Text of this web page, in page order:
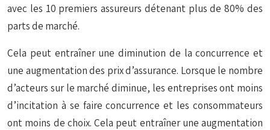
avec les 10 premiers assureurs détenant plus de 80% des
parts de marché.
Cela peut entraîner une diminution de la concurrence et
une augmentation des prix d’assurance. Lorsque le nombre
d’acteurs sur le marché diminue, les entreprises ont moins
d’incitation à se faire concurrence et les consommateurs
ont moins de choix. Cela peut entraîner une augmentation